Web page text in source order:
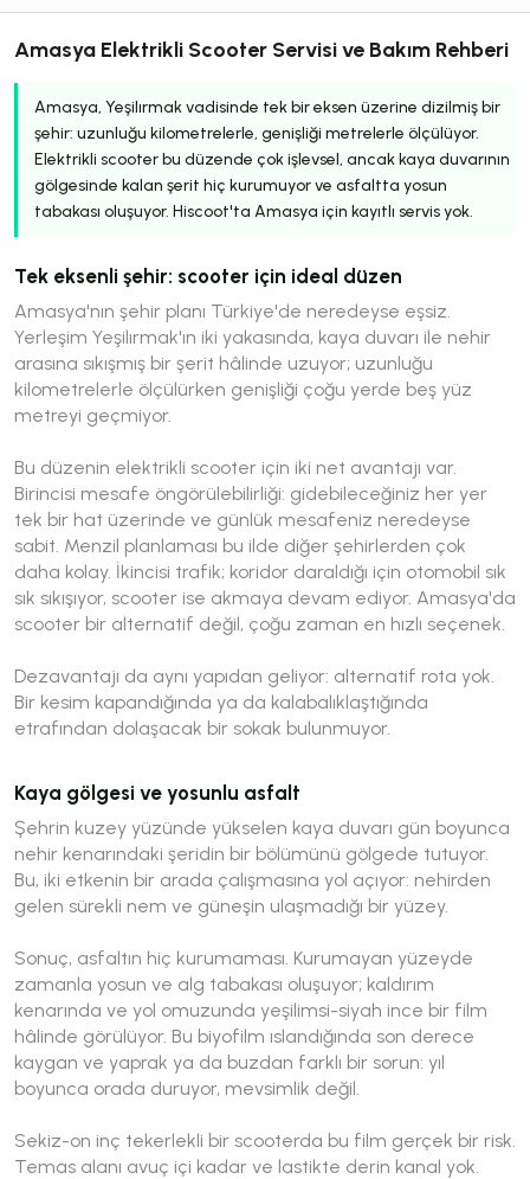
Amasya Elektrikli Scooter Servisi ve Bakım Rehberi
Amasya, Yeşilırmak vadisinde tek bir eksen üzerine dizilmiş bir
şehir: uzunluğu kilometrelerle, genişliği metrelerle ölçülüyor.
Elektrikli scooter bu düzende çok işlevsel, ancak kaya duvarının
gölgesinde kalan şerit hiç kurumuyor ve asfaltta yosun
tabakası oluşuyor. Hiscoot'ta Amasya için kayıtlı servis yok.
Tek eksenli şehir: scooter için ideal düzen
Amasya'nın şehir planı Türkiye'de neredeyse eşsiz.
Yerleşim Yeşilırmak'ın iki yakasında, kaya duvarı ile nehir
arasına sıkışmış bir şerit hâlinde uzuyor; uzunluğu
kilometrelerle ölçülürken genişliği çoğu yerde beş yüz
metreyi geçmiyor.
Bu düzenin elektrikli scooter için iki net avantajı var.
Birincisi mesafe öngörülebilirliği: gidebileceğiniz her yer
tek bir hat üzerinde ve günlük mesafeniz neredeyse
sabit. Menzil planlaması bu ilde diğer şehirlerden çok
daha kolay. İkincisi trafik; koridor daraldığı için otomobil sık
sık sıkışıyor, scooter ise akmaya devam ediyor. Amasya'da
scooter bir alternatif değil, çoğu zaman en hızlı seçenek.
Dezavantajı da aynı yapıdan geliyor: alternatif rota yok.
Bir kesim kapandığında ya da kalabalıklaştığında
etrafından dolaşacak bir sokak bulunmuyor.
Kaya gölgesi ve yosunlu asfalt
Şehrin kuzey yüzünde yükselen kaya duvarı gün boyunca
nehir kenarındaki şeridin bir bölümünü gölgede tutuyor.
Bu, iki etkenin bir arada çalışmasına yol açıyor: nehirden
gelen sürekli nem ve güneşin ulaşmadığı bir yüzey.
Sonuç, asfaltın hiç kurumaması. Kurumayan yüzeyde
zamanla yosun ve alg tabakası oluşuyor; kaldırım
kenarında ve yol omuzunda yeşilimsi-siyah ince bir film
hâlinde görülüyor. Bu biyofilm ıslandığında son derece
kaygan ve yaprak ya da buzdan farklı bir sorun: yıl
boyunca orada duruyor, mevsimlik değil.
Sekiz-on inç tekerlekli bir scooterda bu film gerçek bir risk.
Temas alanı avuç içi kadar ve lastikte derin kanal yok.